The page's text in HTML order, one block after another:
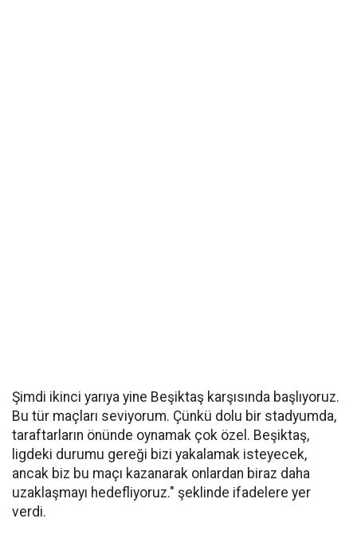
Şimdi ikinci yarıya yine Beşiktaş karşısında başlıyoruz.
Bu tür maçları seviyorum. Çünkü dolu bir stadyumda,
taraftarların önünde oynamak çok özel. Beşiktaş,
ligdeki durumu gereği bizi yakalamak isteyecek,
ancak biz bu maçı kazanarak onlardan biraz daha
uzaklaşmayı hedefliyoruz." şeklinde ifadelere yer
verdi.